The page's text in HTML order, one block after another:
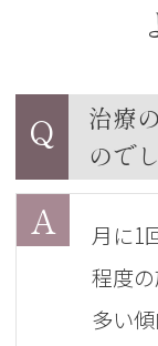
Q
治療
ので
A
月に1
程度
多い傾